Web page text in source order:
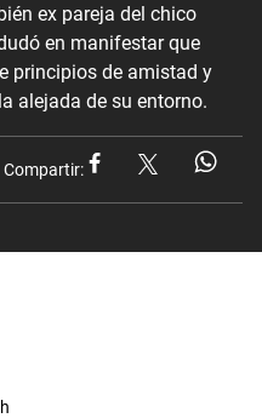
ex pareja del chico
en manifestar que
principios de amistad y
alejada de su entorno.
Compartir: